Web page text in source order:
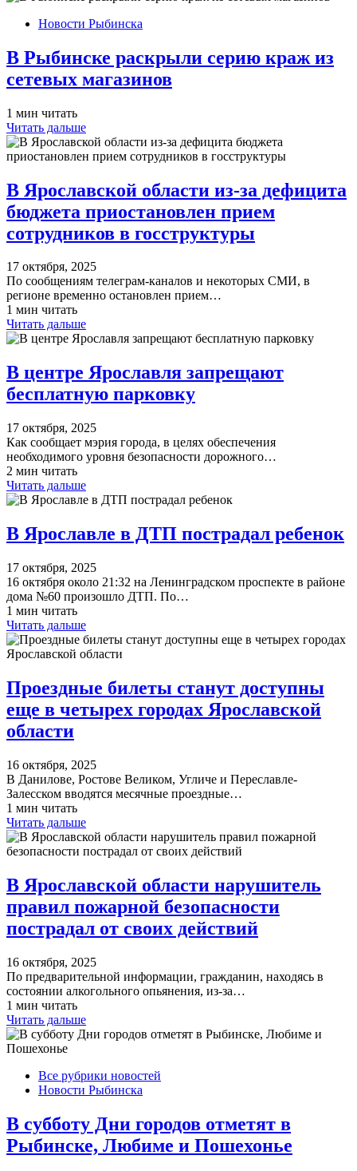
Новости Рыбинска
В Рыбинске раскрыли серию краж из
сетевых магазинов
1 мин читать
Читать дальше
В Ярославской области из-за дефицита
бюджета приостановлен прием
сотрудников в госструктуры
17 октября, 2025
По сообщениям телеграм-каналов и некоторых СМИ, в
регионе временно остановлен прием…
1 мин читать
Читать дальше
В центре Ярославля запрещают
бесплатную парковку
17 октября, 2025
Как сообщает мэрия города, в целях обеспечения
необходимого уровня безопасности дорожного…
2 мин читать
Читать дальше
В Ярославле в ДТП пострадал ребенок
17 октября, 2025
16 октября около 21:32 на Ленинградском проспекте в районе
дома №60 произошло ДТП. По…
1 мин читать
Читать дальше
Проездные билеты станут доступны
еще в четырех городах Ярославской
области
16 октября, 2025
В Данилове, Ростове Великом, Угличе и Переславле-
Залесском вводятся месячные проездные…
1 мин читать
Читать дальше
В Ярославской области нарушитель
правил пожарной безопасности
пострадал от своих действий
16 октября, 2025
По предварительной информации, гражданин, находясь в
состоянии алкогольного опьянения, из-за…
1 мин читать
Читать дальше
Все рубрики новостей
Новости Рыбинска
В субботу Дни городов отметят в
Рыбинске, Любиме и Пошехонье